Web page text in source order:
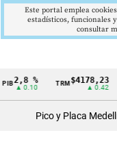
Cintillo
% TRM $4178,23
▲ 0.42
IPC
Pico y Placa
Este portal emplea
estadísticos, funcionales
consultar